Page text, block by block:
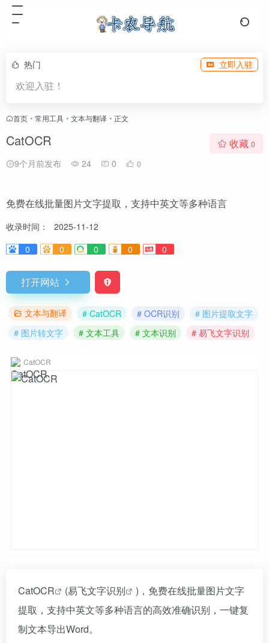
热门 立即入驻
欢迎入驻！
首页 • 常用工具 • 文本与翻译 • 正文
CatOCR
9个月前发布 24 0 0
收藏 0
免费在线批量图片文字提取，支持中英文等多种语言
收录时间：
2025-11-12
0
0 0 0 0
打开网站
文本与翻译 # CatOCR # OCR识别
# 图片提取文字
# 图片转文字
# 文本工具 # 文本识别 # 易飞文字识别
CatOCR
CatOCR (易飞文字识别
)，免费在线批量图片文字
提取，支持中英文等多种语言的高效准确识别，一键复
制文本导出Word。